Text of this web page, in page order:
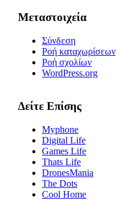
Μεταστοιχεία
Σύνδεση
Ροή καταχωρίσεων
Ροή σχολίων
WordPress.org
Δείτε Επίσης
Myphone
Digital Life
Games Life
Thats Life
DronesMania
The Dots
Cool Home